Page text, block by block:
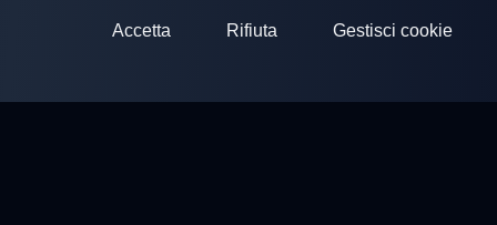
Accetta Rifiuta Gestisci cookie